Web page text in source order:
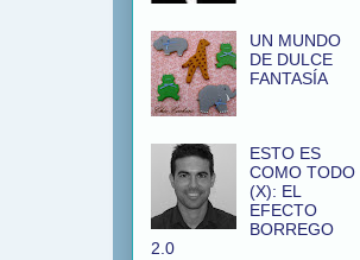
UN MUNDO
DE DULCE
FANTASÍA
ESTO ES
COMO TODO
(X): EL
EFECTO
BORREGO
2.0